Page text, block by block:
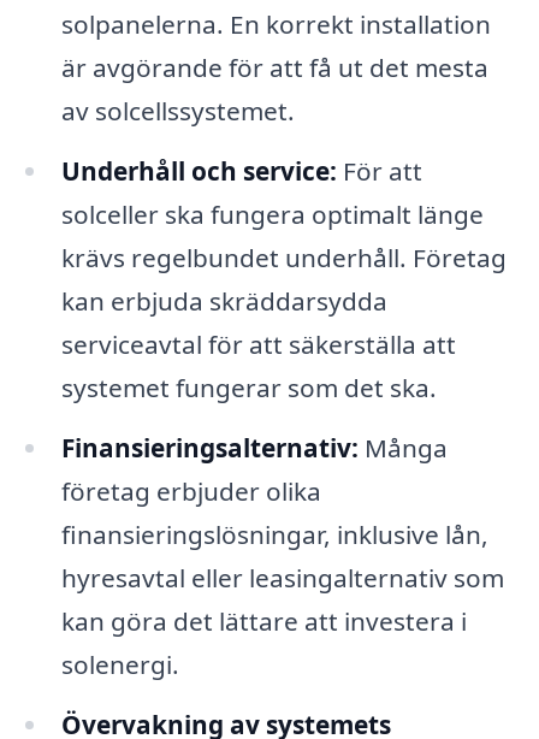
solpanelerna. En korrekt installation
är avgörande för att få ut det mesta
av solcellssystemet.
Underhåll och service: För att
solceller ska fungera optimalt länge
krävs regelbundet underhåll. Företag
kan erbjuda skräddarsydda
serviceavtal för att säkerställa att
systemet fungerar som det ska.
Finansieringsalternativ: Många
företag erbjuder olika
finansieringslösningar, inklusive lån,
hyresavtal eller leasingalternativ som
kan göra det lättare att investera i
solenergi.
Övervakning av systemets